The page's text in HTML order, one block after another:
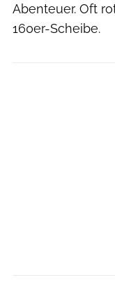
Abenteuer. Oft
160er-Scheibe.